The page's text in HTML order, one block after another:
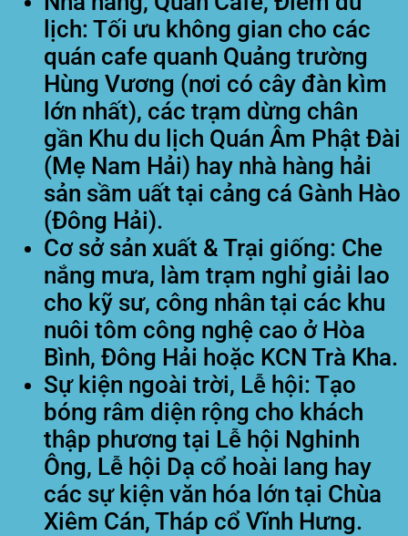
lịch: Tối ưu không gian cho các
quán cafe quanh Quảng trường
Hùng Vương (nơi có cây đàn kìm
lớn nhất), các trạm dừng chân
gần Khu du lịch Quán Âm Phật Đài
(Mẹ Nam Hải) hay nhà hàng hải
sản sầm uất tại cảng cá Gành Hào
(Đông Hải).
Cơ sở sản xuất & Trại giống: Che
nắng mưa, làm trạm nghỉ giải lao
cho kỹ sư, công nhân tại các khu
nuôi tôm công nghệ cao ở Hòa
Bình, Đông Hải hoặc KCN Trà Kha.
Sự kiện ngoài trời, Lễ hội: Tạo
bóng râm diện rộng cho khách
thập phương tại Lễ hội Nghinh
Ông, Lễ hội Dạ cổ hoài lang hay
các sự kiện văn hóa lớn tại Chùa
Xiêm Cán, Tháp cổ Vĩnh Hưng.